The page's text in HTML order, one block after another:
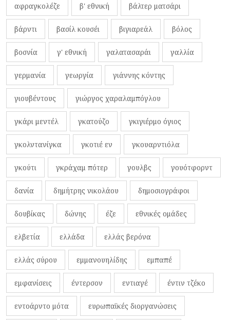
αφραγκολέζε β' εθνική βάλτερ ματσάρι
βάρντι βασίλ κουσέι βιγιαρεάλ βόλος
βοσνία γ' εθνική γαλατασαράι γαλλία
γερμανία γεωργία γιάννης κόντης
γιουβέντους γιώργος χαραλαμπόγλου
γκάρι μεντέλ γκατούζο γκιγιέρμο όγιος
γκολντανίγκα γκοτιέ εν γκουαρντιόλα
γκούτι γκράχαμ πότερ γουλβς γουότφορντ
δανία δημήτρης νικολάου δημοσιογράφοι
δουβίκας δώνης έζε εθνικές ομάδες
ελβετία ελλάδα ελλάς βερόνα
ελλάς σύρου εμμανουηλίδης εμπαπέ
εμφανίσεις έντερσον εντιαγέ έντιν τζέκο
εντοάρντο μότα ευρωπαϊκές διοργανώσεις